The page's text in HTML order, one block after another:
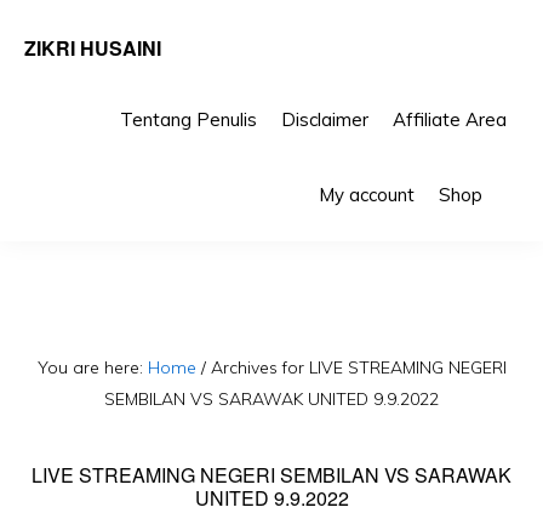
ZIKRI HUSAINI
Tentang Penulis Disclaimer Affiliate Area
My account Shop
You are here: Home /Archives for LIVE STREAMING NEGERI
SEMBILAN VS SARAWAK UNITED 9.9.2022
LIVE STREAMING NEGERI SEMBILAN VS SARAWAK
UNITED 9.9.2022